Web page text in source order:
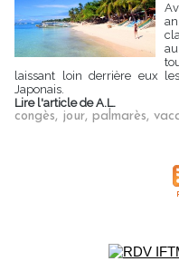
laissant loin derrière eux
Japonais.
Lire l'article de A.L.
congès, jour, palmarès,